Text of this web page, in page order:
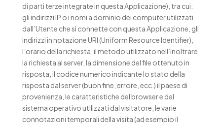
di parti terze integrate in questa Applicazione), tra cui:
gli indirizzi IP o i nomi a dominio dei computer utilizzati
dall’Utente che si connette con questa Applicazione, gli
indirizzi in notazione URI (Uniform Resource Identifier),
l’orario della richiesta, il metodo utilizzato nell’inoltrare
la richiesta al server, la dimensione del file ottenuto in
risposta, il codice numerico indicante lo stato della
risposta dal server (buon fine, errore, ecc.) il paese di
provenienza, le caratteristiche del browser e del
sistema operativo utilizzati dal visitatore, le varie
connotazioni temporali della visita (ad esempio il